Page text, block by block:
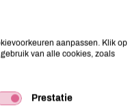
aanpassen. Klik op
van alle cookies, zoals
Prestatie